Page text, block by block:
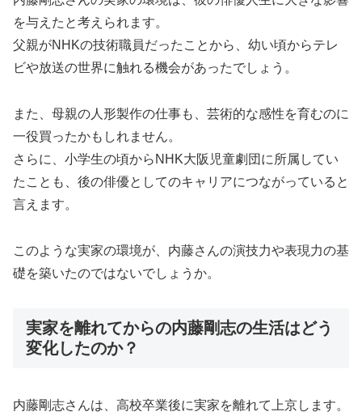
を与えたと考えられます。
父親がNHKの技術職員だったことから、幼い頃からテレ
ビや放送の世界に触れる機会があったでしょう。
また、母親の人形製作の仕事も、芸術的な感性を育むのに
一役買ったかもしれません。
さらに、小学生の頃からNHK大阪児童劇団に所属してい
たことも、後の俳優としてのキャリアにつながっていると
言えます。
このような実家の環境が、内藤さんの演技力や表現力の基
礎を築いたのではないでしょうか。
実家を離れてからの内藤剛志の生活はどう
変化したのか？
内藤剛志さんは、高校卒業後に実家を離れて上京します。